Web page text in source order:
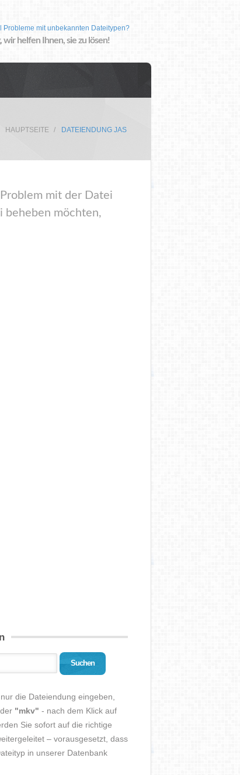
Probleme mit unbekannten Dateitypen?
wir helfen Ihnen, sie zu lösen!
HAUPTSEITE DATEIENDUNG JAS
mit der Datei
beheben möchten,
Suchen
die Dateiendung eingeben,
"mkv" - nach dem Klick auf
Sie sofort auf die richtige
– vorausgesetzt, dass
in unserer Datenbank